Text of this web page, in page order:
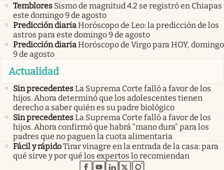
Temblores Sismo de magnitud 4.2 se registró en Chiapas
este domingo 9 de agosto
Predicción diariaHoróscopo de Leo: la predicción de los
astros para este domingo 9 de agosto
Predicción diariaHoróscopo de Virgo para HOY, domingo
9 de agosto
Actualidad
Sin precedentesLa Suprema Corte falló a favor de los
hijos. Ahora determinó que los adolescentes tienen
derecho a saber quién es su padre biológico
Sin precedentesLa Suprema Corte falló a favor de los
hijos. Ahora confirmó que habrá “mano dura” para los
padres que no paguen la cuota alimentaria
Fácil y rápidoTirar vinagre en la entrada de la casa: para
qué sirve y por qué los expertos lo recomiendan
abre en nueva pestaña
abre en nueva pestaña
abre en nueva pestaña
abre en nueva pestaña
abre en nueva pestaña